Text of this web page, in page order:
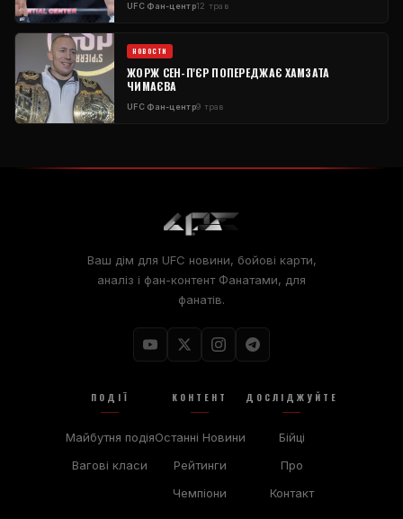
UFCФан-центр12 трав
НОВОСТИ
ЖОРЖ СЕН-П'ЄР ПОПЕРЕДЖАЄ ХАМЗАТА
ЧИМАЄВА
UFCФан-центр9 трав
Ваш дім для UFC новини, бойові карти,
аналіз і фан-контент Фанатами, для
фанатів.
ПОДІЇ
Майбутня подія
Вагові класи
КОНТЕНТ
Останні Новини
Рейтинги
Чемпіони
ДОСЛІДЖУЙТЕ
Бійці
Про
Контакт